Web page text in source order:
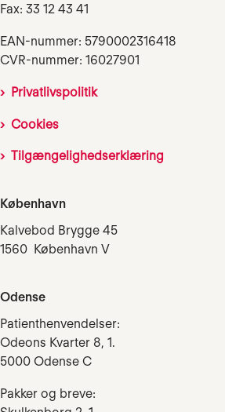
Fax: 33 12 43 41
EAN-nummer: 5790002316418
CVR-nummer: 16027901
Privatlivspolitik
Cookies
Tilgængelighedserklæring
København
Kalvebod Brygge 45
1560 København V
Odense
Patienthenvendelser:
Odeons Kvarter 8, 1.
5000 Odense C
Pakker og breve: